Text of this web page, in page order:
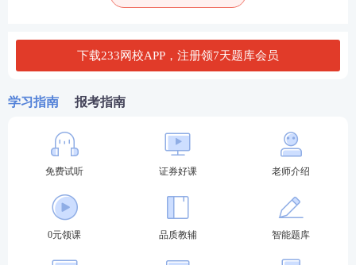
用通知的大学本(专)科应届毕
【证券考试报名入口】
第二步：输入-用户名-密码-验证码登录。（新用户先
下载233网校APP，注册领7天题库会员
学习指南 报考指南
免费试听 证券好课 老师介绍
0元领课 品质教辅 智能题库